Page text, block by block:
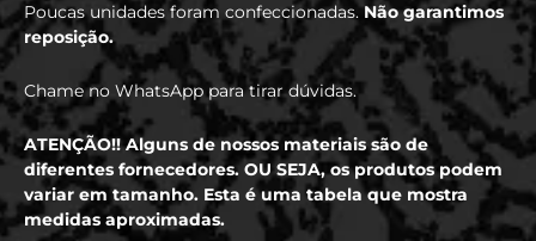
Poucas unidades foram confeccionadas.Não garantimos
reposição.
Chame no WhatsApp para tirar dúvidas.
ATENÇÃO!! Alguns de nossos materiais são de
diferentes fornecedores. OU SEJA, os produtos podem
variar em tamanho. Esta é uma tabela que mostra
medidas aproximadas.